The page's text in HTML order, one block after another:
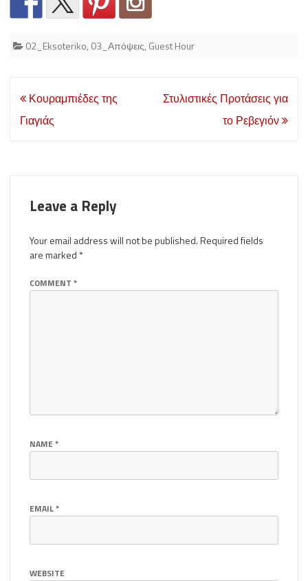
02_Eksoteriko, 03_Απόψεις, Guest Hour
Post
navigation
Κουραμπιέδες της
Γιαγιάς
Στυλιστικές Προτάσεις για
το Ρεβεγιόν
Leave a Reply
Your email address will not be published.Required fields
are marked *
COMMENT *
NAME*
EMAIL*
WEBSITE